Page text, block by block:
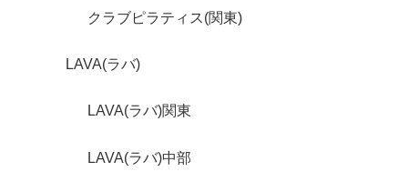
クラブピラティス(関東)
LAVA(ラバ)
LAVA(ラバ)関東
LAVA(ラバ)中部